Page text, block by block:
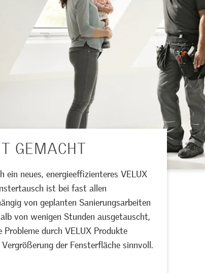
GEMACHT
neues, energieeffizienteres VELUX
ist bei fast allen
von geplanten Sanierungsarbeiten
von wenigen Stunden ausgetauscht,
durch VELUX Produkte
der Fensterfläche sinnvoll.